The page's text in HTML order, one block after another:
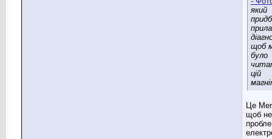
який
щоб
було
цій
Це
щоб